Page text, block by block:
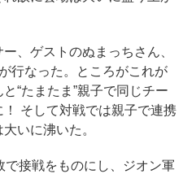
、ゲストのぬまっちさん、
行なった。ところがこれが
“たまたま”親子で同じチー
そして対戦では親子で連携
いに沸いた。
接戦をものにし、ジオン軍